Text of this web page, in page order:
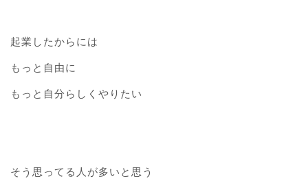
起業したからには
もっと自由に
もっと自分らしくやりたい
そう思ってる人が多いと思う